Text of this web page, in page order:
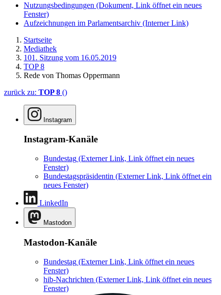
Nutzungsbedingungen (Dokument, Link öffnet ein neues
Fenster)
Aufzeichnungen im Parlamentsarchiv (Interner Link)
Startseite
Mediathek
101. Sitzung vom 16.05.2019
TOP 8
Rede von Thomas Oppermann
zurück zu: TOP 8 ()
Instagram
Instagram-Kanäle
Bundestag (Externer Link, Link öffnet ein neues
Fenster)
Bundestagspräsidentin (Externer Link, Link öffnet ein
neues Fenster)
LinkedIn
Mastodon
Mastodon-Kanäle
Bundestag (Externer Link, Link öffnet ein neues
Fenster)
hib-Nachrichten (Externer Link, Link öffnet ein neues
Fenster)